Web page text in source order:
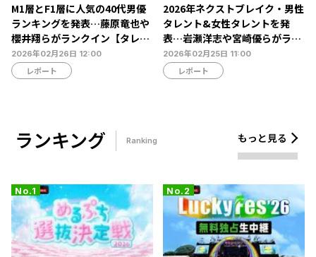
M1層とF1層に人気の40代男優
ランキングを発表…藤原竜也や
櫻井翔らがランクイン【タレン
トパワーランキング】
2026年02月26日 12:00
レポート
2026年ネクストブレイク・男性
タレント&女性タレントを発
表…岩瀬洋志や宮崎優らがラン
クイン【タレントパワーランキ
ング】
2026年02月25日 11:00
レポート
ランキング Ranking もっと見る